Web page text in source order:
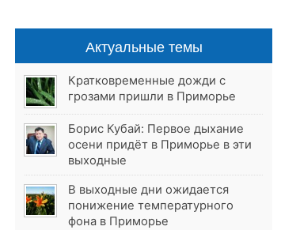
Актуальные темы
Кратковременные дожди с
грозами пришли в Приморье
Борис Кубай: Первое дыхание
осени придёт в Приморье в эти
выходные
В выходные дни ожидается
понижение температурного
фона в Приморье